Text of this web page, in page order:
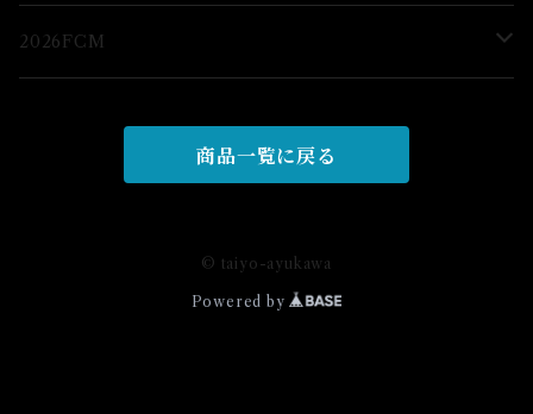
ブロマイド
2026FCM
商品一覧に戻る
© taiyo-ayukawa
Powered by